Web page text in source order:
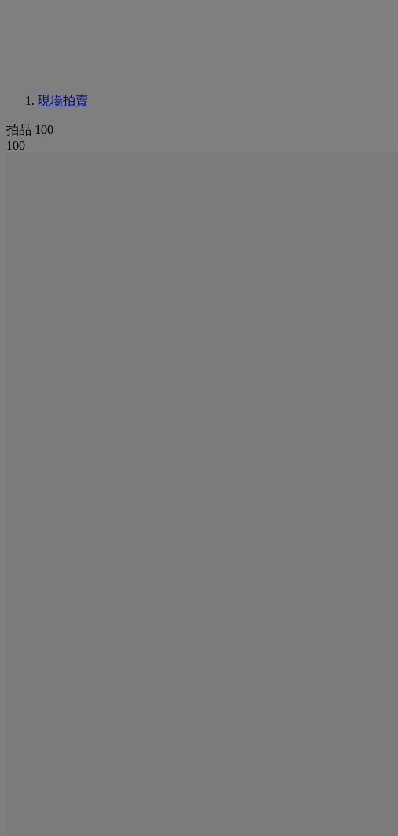
現場拍賣
拍品 100
100